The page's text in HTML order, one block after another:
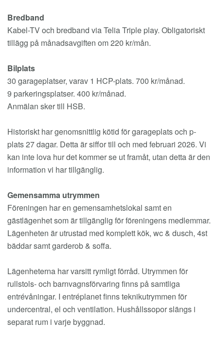
Bredband
Kabel-TV och bredband via Telia Triple play. Obligatoriskt
tillägg på månadsavgiften om 220 kr/mån.
Bilplats
30 garageplatser, varav 1 HCP-plats. 700 kr/månad.
9 parkeringsplatser. 400 kr/månad.
Anmälan sker till HSB.
Historiskt har genomsnittlig kötid för garageplats och p-
plats 27 dagar. Detta är siffor till och med februari 2026. Vi
kan inte lova hur det kommer se ut framåt, utan detta är den
information vi har tillgänglig.
Gemensamma utrymmen
Föreningen har en gemensamhetslokal samt en
gästlägenhet som är tillgänglig för föreningens medlemmar.
Lägenheten är utrustad med komplett kök, wc & dusch, 4st
bäddar samt garderob & soffa.
Lägenheterna har varsitt rymligt förråd. Utrymmen för
rullstols- och barnvagnsförvaring finns på samtliga
entrévåningar. I entréplanet finns teknikutrymmen för
undercentral, el och ventilation. Hushållssopor slängs i
separat rum i varje byggnad.